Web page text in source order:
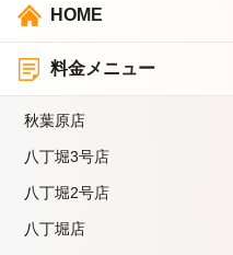
HOME
料金メニュー
秋葉原店
八丁堀3号店
八丁堀2号店
八丁堀店